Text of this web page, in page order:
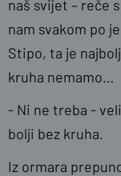
naš svijet – reče
nam svakom po
Stipo, ta je
kruha nemamo…
- Ni ne treba -
bolji bez kruha.
Iz ormara